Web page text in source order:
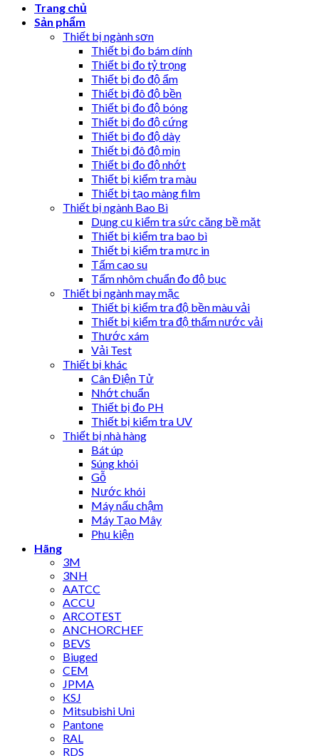
Trang chủ
Sản phẩm
Thiết bị ngành sơn
Thiết bị đo bám dính
Thiết bị đo tỷ trọng
Thiết bị đo độ ẩm
Thiết bị đô độ bền
Thiết bị đo độ bóng
Thiết bị đo độ cứng
Thiết bị đo độ dày
Thiết bị đô độ mịn
Thiết bị đo độ nhớt
Thiết bị kiểm tra màu
Thiết bị tạo màng film
Thiết bị ngành Bao Bì
Dụng cụ kiểm tra sức căng bề mặt
Thiết bị kiểm tra bao bì
Thiết bị kiểm tra mực in
Tấm cao su
Tấm nhôm chuẩn đo độ bục
Thiết bị ngành may mặc
Thiết bị kiểm tra độ bền màu vải
Thiết bị kiểm tra độ thấm nước vải
Thước xám
Vải Test
Thiết bị khác
Cân Điện Tử
Nhớt chuẩn
Thiết bị đo PH
Thiết bị kiểm tra UV
Thiết bị nhà hàng
Bát úp
Súng khói
Gỗ
Nước khói
Máy nấu chậm
Máy Tạo Mây
Phụ kiện
Hãng
3M
3NH
AATCC
ACCU
ARCOTEST
ANCHORCHEF
BEVS
Biuged
CEM
JPMA
KSJ
Mitsubishi Uni
Pantone
RAL
RDS